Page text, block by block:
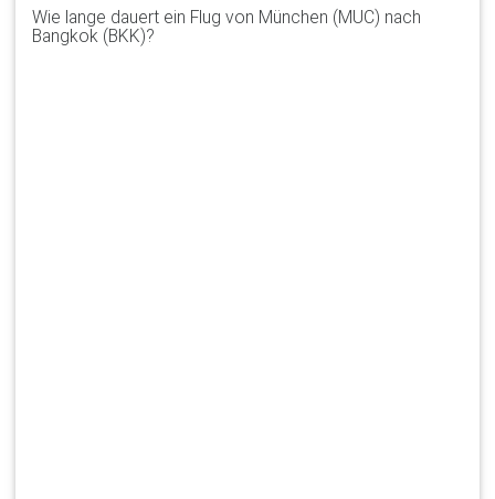
Wie lange dauert ein Flug von München (MUC) nach
Bangkok (BKK)?